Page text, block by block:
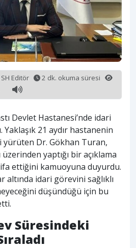
SH Editör
2 dk. okuma süresi
Devlet Hastanesi’nde idari
Yaklaşık 21 aydır hastanenin
Dr. Gökhan Turan,
yaptığı bir açıklama
ettiğini kamuoyuna duyurdu.
idari görevini sağlıklı
düşündüğü için bu
Süresindeki